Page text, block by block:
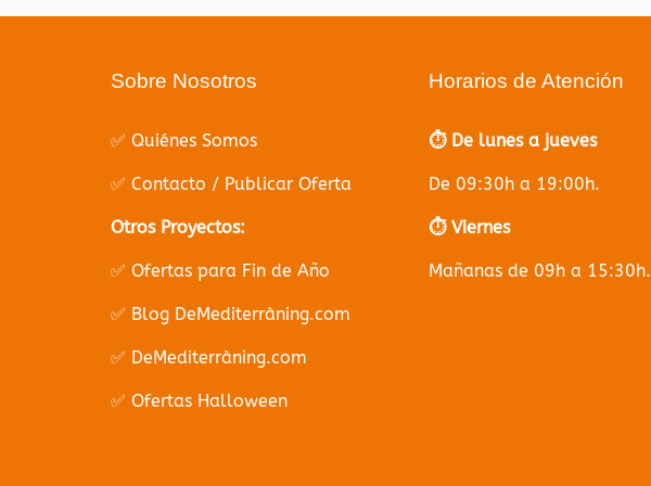
Sobre Nosotros
✅ Quiénes Somos
✅ Contacto / Publicar Oferta
Otros Proyectos:
✅ Ofertas para Fin de Año
✅ Blog DeMediterràning.com
✅ DeMediterràning.com
✅ Ofertas Halloween
Horarios de Atención
⏱️ De lunes a jueves
De 09:30h a 19:00h.
⏱️ Viernes
Mañanas de 09h a 15:30h.